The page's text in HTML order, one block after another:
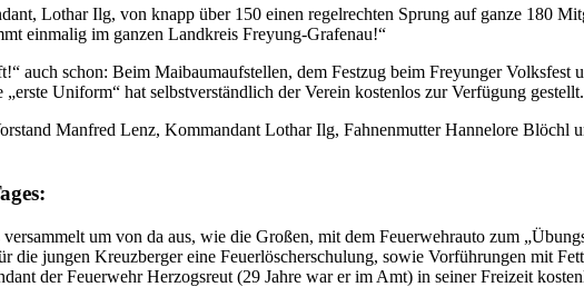
Lothar Ilg, von knapp über 150 einen regelrechten Sprung auf ganze 180
einmalig im ganzen Landkreis Freyung-Grafenau!“
auch schon: Beim Maibaumaufstellen, dem Festzug beim Freyunger
Uniform“ hat selbstverständlich der Verein kostenlos zur Verfügung gestellt.
Manfred Lenz, Kommandant Lothar Ilg, Fahnenmutter Hannelore Blöchl
um von da aus, wie die Großen, mit dem Feuerwehrauto zum
die jungen Kreuzberger eine Feuerlöscherschulung, sowie Vorführungen mit
der Feuerwehr Herzogsreut (29 Jahre war er im Amt) in seiner Freizeit